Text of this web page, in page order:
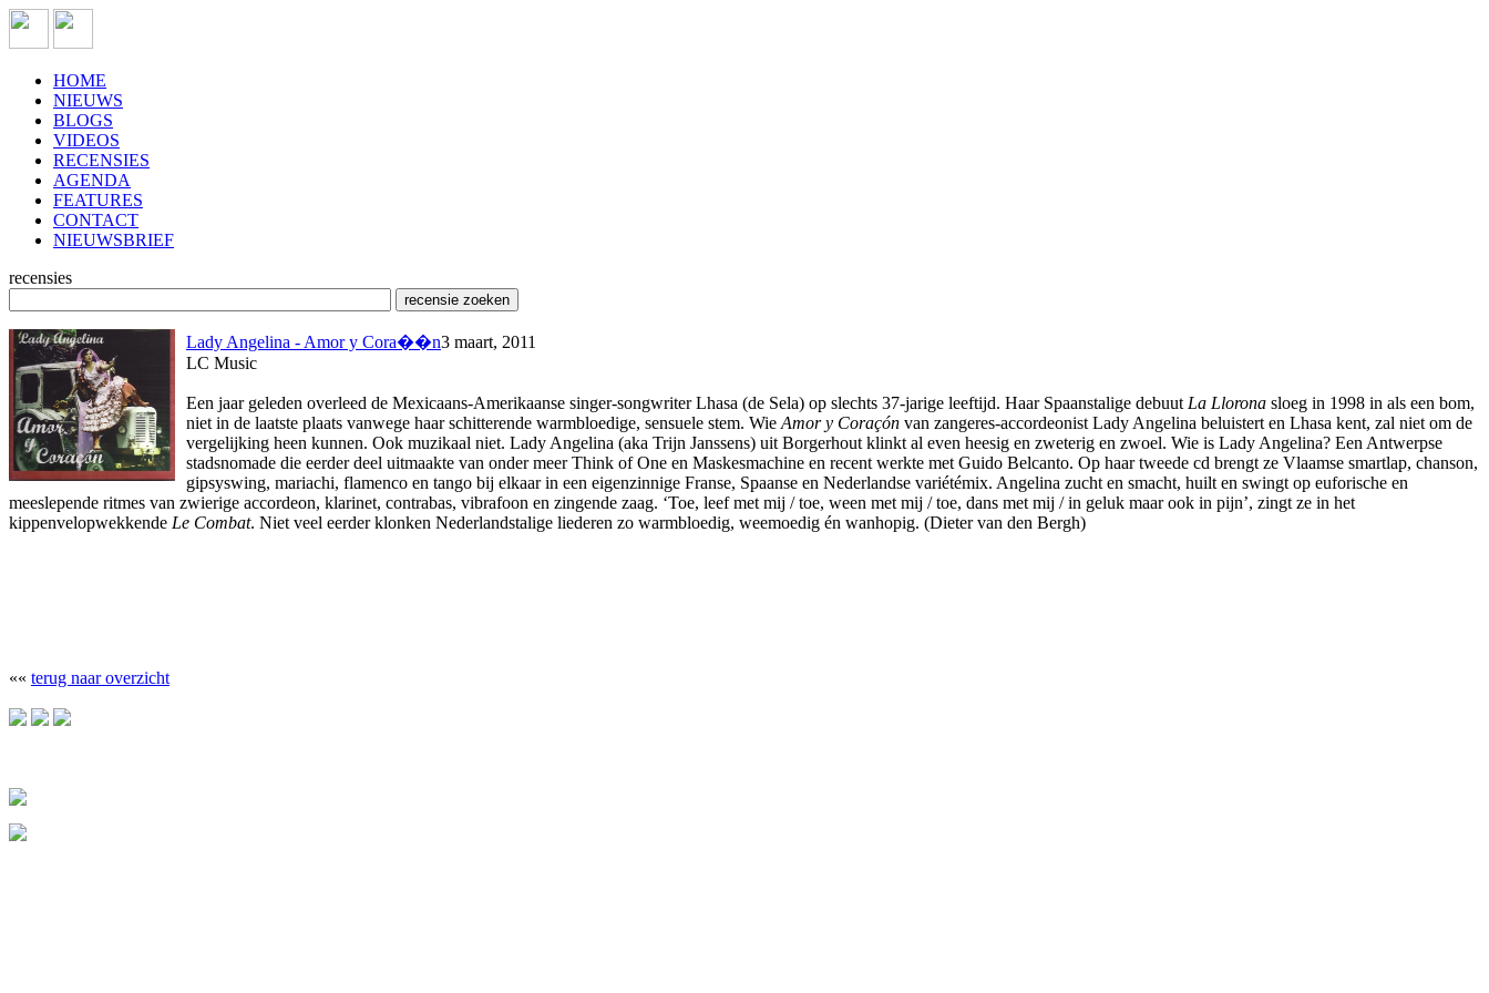
HOME
NIEUWS
BLOGS
VIDEOS
RECENSIES
AGENDA
FEATURES
CONTACT
NIEUWSBRIEF
recensies
Lady Angelina - Amor y Cora��n3 maart, 2011
LC Music
Een jaar geleden overleed de Mexicaans-Amerikaanse singer-songwriter Lhasa (de Sela) op slechts 37-jarige leeftijd. Haar Spaanstalige debuut La Llorona sloeg in 1998 in als een bom,
niet in de laatste plaats vanwege haar schitterende warmbloedige, sensuele stem. Wie Amor y Coraçón van zangeres-accordeonist Lady Angelina beluistert en Lhasa kent, zal niet om de
vergelijking heen kunnen. Ook muzikaal niet. Lady Angelina (aka Trijn Janssens) uit Borgerhout klinkt al even heesig en zweterig en zwoel. Wie is Lady Angelina? Een Antwerpse
stadsnomade die eerder deel uitmaakte van onder meer Think of One en Maskesmachine en recent werkte met Guido Belcanto. Op haar tweede cd brengt ze Vlaamse smartlap, chanson,
gipsyswing, mariachi, flamenco en tango bij elkaar in een eigenzinnige Franse, Spaanse en Nederlandse variétémix. Angelina zucht en smacht, huilt en swingt op euforische en
meeslepende ritmes van zwierige accordeon, klarinet, contrabas, vibrafoon en zingende zaag. ‘Toe, leef met mij / toe, ween met mij / toe, dans met mij / in geluk maar ook in pijn’, zingt ze in het
kippenvelopwekkende Le Combat. Niet veel eerder klonken Nederlandstalige liederen zo warmbloedig, weemoedig én wanhopig. (Dieter van den Bergh)
«« terug naar overzicht